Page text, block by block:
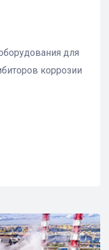
для
коррозии